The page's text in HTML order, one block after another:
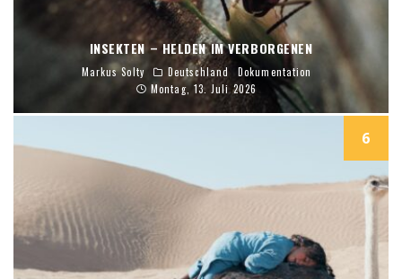
INSEKTEN – HELDEN IM VERBORGENEN
Markus Solty Deutschland
Dokumentation
Montag, 13. Juli 2026
6